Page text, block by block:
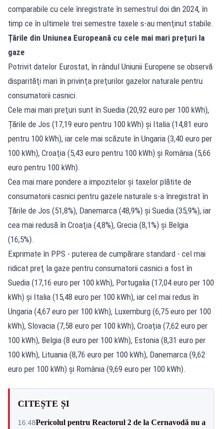
comparabile cu cele înregistrate în semestrul doi din 2024, în
timp ce în ultimele trei semestre taxele s-au menţinut stabile.
Țările din Uniunea Europeană cu cele mai mari prețuri la
gaze
Potrivit datelor Eurostat, în rândul Uniunii Europene se observă
disparităţi mari în privinţa preţurilor gazelor naturale pentru
consumatorii casnici.
Cele mai mari preţuri sunt în Suedia (20,92 euro per 100 kWh),
Ţările de Jos (17,19 euro pentru 100 kWh) şi Italia (14,81 euro
pentru 100 kWh), iar cele mai scăzute în Ungaria (3,40 euro per
100 kWh), Croaţia (5,43 euro pentru 100 kWh) şi România (5,66
euro pentru 100 kWh).
Cea mai mare pondere a impozitelor şi taxelor plătite de
consumatorii casnici pentru gazele naturale s-a înregistrat în
Ţările de Jos (51,8%), Danemarca (48,9%) şi Suedia (35,9%), iar
cea mai redusă în Croaţia (4,8%), Grecia (8,1%) şi Belgia
(16,5%).
Exprimate în PPS - puterea de cumpărare standard - cel mai
ridicat preţ la gaze pentru consumatorii casnici a fost în
Suedia (17,16 euro per 100 kWh), Portugalia (17,04 euro per 100
kWh) şi Italia (15,48 euro per 100 kWh), iar cel mai redus în
Ungaria (4,67 euro per 100 kWh), Luxemburg (6,75 euro per 100
kWh), Slovacia (7,58 euro per 100 kWh), Croaţia (7,62 euro per
100 kWh), Belgia (8 euro per 100 kWh), Estonia (8,31 euro per
100 kWh), Lituania (8,76 euro per 100 kWh), Danemarca (9,62
euro per 100 kWh) şi România (9,69 euro per 100 kWh).
CITEȘTE ȘI
16:48Pericolul pentru Reactorul 2 de la Cernavodă nu a